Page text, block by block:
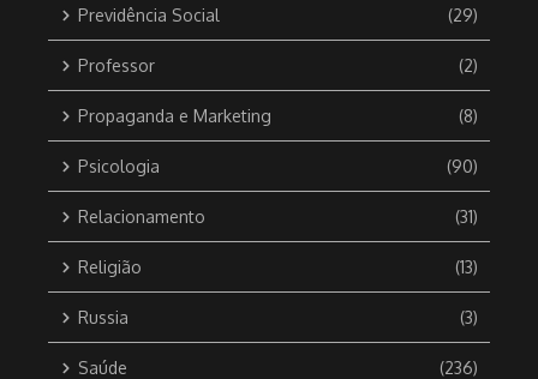
Previdência Social (29)
Professor (2)
Propaganda e Marketing (8)
Psicologia (90)
Relacionamento (31)
Religião (13)
Russia (3)
Saúde (236)